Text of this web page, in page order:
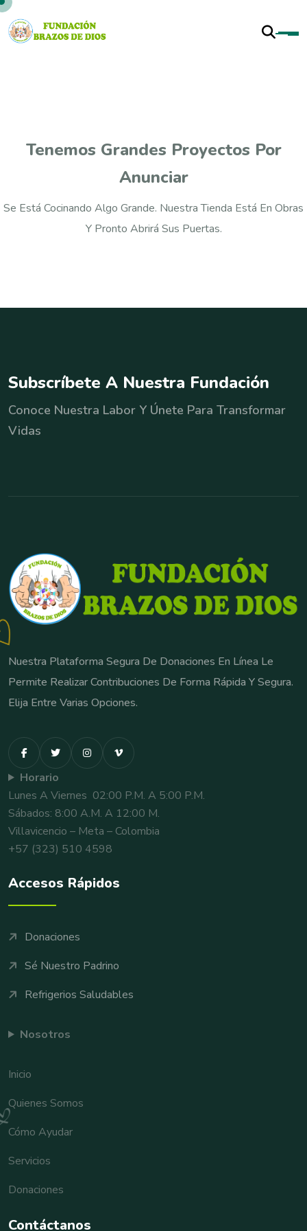
Tenemos Grandes Proyectos Por
Anunciar
Se Está Cocinando Algo Grande. Nuestra Tienda Está En Obras
Y Pronto Abrirá Sus Puertas.
Subscríbete A Nuestra Fundación
Conoce Nuestra Labor Y Únete Para Transformar
Vidas
Nuestra Plataforma Segura De Donaciones En Línea Le
Permite Realizar Contribuciones De Forma Rápida Y Segura.
Elija Entre Varias Opciones.
Horario
Lunes A Viernes 02:00 P.m. A 5:00 P.m.
Sábados: 8:00 A.m. A 12:00 M.
Villavicencio – Meta – Colombia
+57 (323) 510 4598
Accesos Rápidos
Donaciones
Sé Nuestro Padrino
Refrigerios Saludables
Nosotros
Inicio
Quienes Somos
Cómo Ayudar
Servicios
Donaciones
Contáctanos